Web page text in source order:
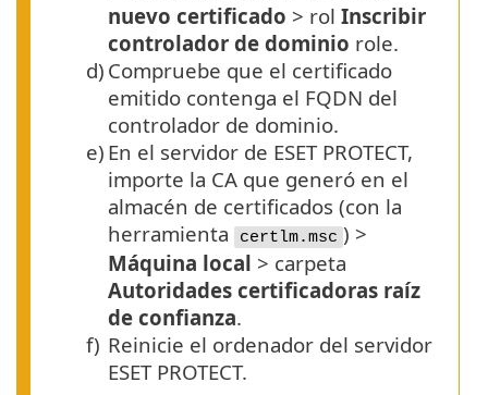
nuevo certificado > rol Inscribir
controlador de dominio role.
d) Compruebe que el certificado
emitido contenga el FQDN del
controlador de dominio.
e) En el servidor de ESET PROTECT,
importe la CA que generó en el
almacén de certificados (con la
herramienta
certlm.msc ) >
Máquina local > carpeta
Autoridades certificadoras raíz
de confianza.
f) Reinicie el ordenador del servidor
ESET PROTECT.